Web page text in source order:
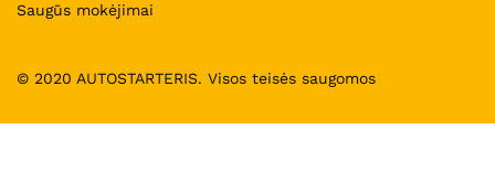
© 2020 AUTOSTARTERIS. Visos teisės saugomos
Saugūs mokėjimai